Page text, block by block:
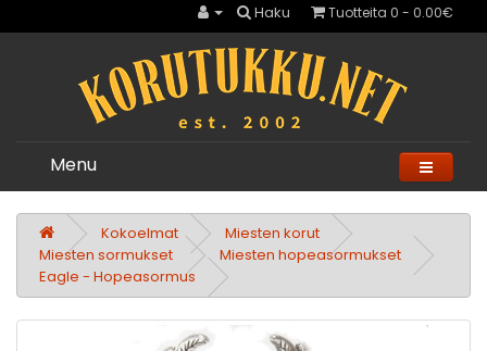
Haku Tuotteita 0 - 0.00€
Menu
Kokoelmat
Miesten korut
Miesten sormukset
Miesten hopeasormukset
Eagle - Hopeasormus